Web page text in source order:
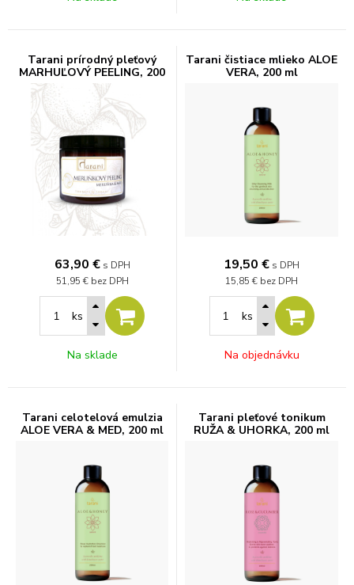
Tarani prírodný pleťový
MARHUĽOVÝ PEELING, 200
g
63,90 € s DPH
51,95 € bez DPH
ks
Na sklade
Tarani čistiace mlieko ALOE
VERA, 200 ml
19,50 € s DPH
15,85 € bez DPH
ks
Na objednávku
Tarani celotelová emulzia
ALOE VERA & MED, 200 ml
Tarani pleťové tonikum
RUŽA & UHORKA, 200 ml